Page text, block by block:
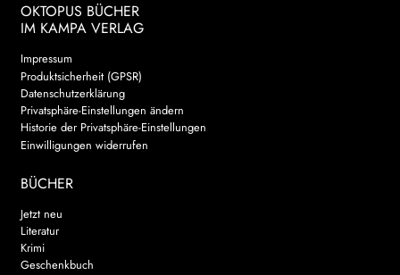
OKTOPUS BÜCHER
IM KAMPA VERLAG
Impressum
Produktsicherheit (GPSR)
Datenschutzerklärung
Privatsphäre-Einstellungen ändern
Historie der Privatsphäre-Einstellungen
Einwilligungen widerrufen
BÜCHER
Jetzt neu
Literatur
Krimi
Geschenkbuch